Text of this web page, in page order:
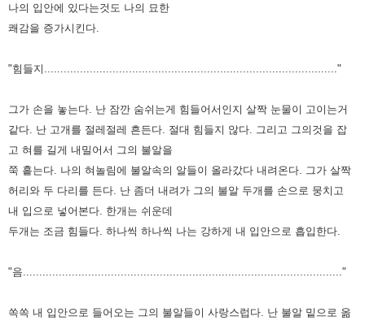
나의 입안에 있다는것도 나의 묘한
쾌감을 증가시킨다.
"힘들지.........................................................................................."
그가 손을 놓는다. 난 잠깐 숨쉬는게 힘들어서인지 살짝 눈물이 고이는거
같다. 난 고개를 절레절레 흔든다. 절대 힘들지 않다.
그리고 그의것을 잡
고 혀를 길게 내밀어서 그의 불알을
쭉 흩는다. 나의 혀놀림에 불알속의 알들이 올라갔다 내려온다.
그가 살짝
허리와 두 다리를 든다. 난 좀더 내려가 그의 불알 두개를 손으로 뭉치고
내 입으로 넣어본다. 한개는 쉬운데
두개는 조금 힘들다. 하나씩 하나씩 나는 강하게 내 입안으로 흡입한다.
"음.................................................................................................."
쏙쏙 내 입안으로 들어오는 그의 불알들이 사랑스럽다. 난 불알 밑으로 옮